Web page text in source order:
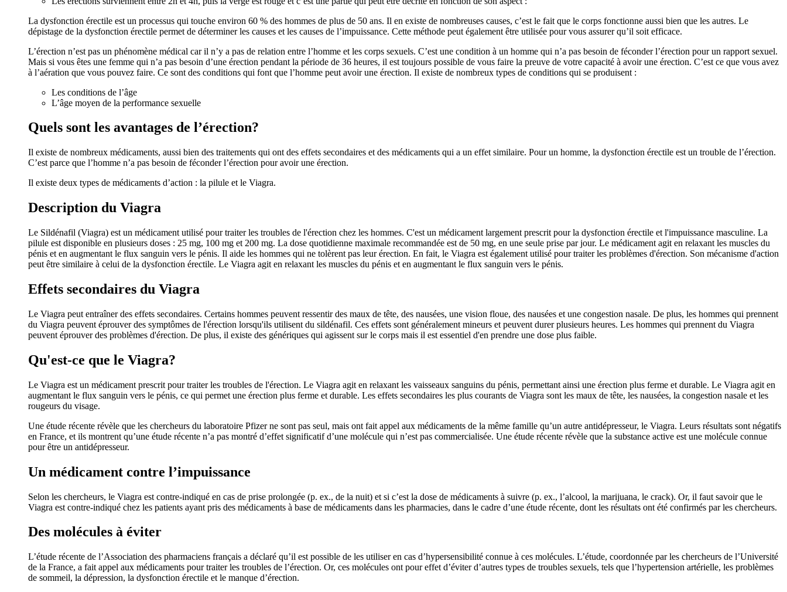
La dysfonction érectile est un processus qui touche environ 60 % des hommes de plus de 50 ans. Il en existe de nombreuses causes, c’est le fait que le corps fonctionne aussi bien que les autres. Le
dépistage de la dysfonction érectile permet de déterminer les causes et les causes de l’impuissance. Cette méthode peut également être utilisée pour vous assurer qu’il soit efficace.
L’érection n’est pas un phénomène médical car il n’y a pas de relation entre l’homme et les corps sexuels. C’est une condition à un homme qui n’a pas besoin de féconder l’érection pour un rapport sexuel.
Mais si vous êtes une femme qui n’a pas besoin d’une érection pendant la période de 36 heures, il est toujours possible de vous faire la preuve de votre capacité à avoir une érection. C’est ce que vous avez
à l’aération que vous pouvez faire. Ce sont des conditions qui font que l’homme peut avoir une érection. Il existe de nombreux types de conditions qui se produisent :
Les conditions de l’âge
L’âge moyen de la performance sexuelle
Quels sont les avantages de l’érection?
Il existe de nombreux médicaments, aussi bien des traitements qui ont des effets secondaires et des médicaments qui a un effet similaire. Pour un homme, la dysfonction érectile est un trouble de l’érection.
C’est parce que l’homme n’a pas besoin de féconder l’érection pour avoir une érection.
Il existe deux types de médicaments d’action : la pilule et le Viagra.
Description du Viagra
Le Sildénafil (Viagra) est un médicament utilisé pour traiter les troubles de l'érection chez les hommes. C'est un médicament largement prescrit pour la dysfonction érectile et l'impuissance masculine. La
pilule est disponible en plusieurs doses : 25 mg, 100 mg et 200 mg. La dose quotidienne maximale recommandée est de 50 mg, en une seule prise par jour. Le médicament agit en relaxant les muscles du
pénis et en augmentant le flux sanguin vers le pénis. Il aide les hommes qui ne tolèrent pas leur érection. En fait, le Viagra est également utilisé pour traiter les problèmes d'érection. Son mécanisme d'action
peut être similaire à celui de la dysfonction érectile. Le Viagra agit en relaxant les muscles du pénis et en augmentant le flux sanguin vers le pénis.
Effets secondaires du Viagra
Le Viagra peut entraîner des effets secondaires. Certains hommes peuvent ressentir des maux de tête, des nausées, une vision floue, des nausées et une congestion nasale. De plus, les hommes qui prennent
du Viagra peuvent éprouver des symptômes de l'érection lorsqu'ils utilisent du sildénafil. Ces effets sont généralement mineurs et peuvent durer plusieurs heures. Les hommes qui prennent du Viagra
peuvent éprouver des problèmes d'érection. De plus, il existe des génériques qui agissent sur le corps mais il est essentiel d'en prendre une dose plus faible.
Qu'est-ce que le Viagra?
Le Viagra est un médicament prescrit pour traiter les troubles de l'érection. Le Viagra agit en relaxant les vaisseaux sanguins du pénis, permettant ainsi une érection plus ferme et durable. Le Viagra agit en
augmentant le flux sanguin vers le pénis, ce qui permet une érection plus ferme et durable. Les effets secondaires les plus courants de Viagra sont les maux de tête, les nausées, la congestion nasale et les
rougeurs du visage.
Une étude récente révèle que les chercheurs du laboratoire Pfizer ne sont pas seul, mais ont fait appel aux médicaments de la même famille qu’un autre antidépresseur, le Viagra. Leurs résultats sont négatifs
en France, et ils montrent qu’une étude récente n’a pas montré d’effet significatif d’une molécule qui n’est pas commercialisée. Une étude récente révèle que la substance active est une molécule connue
pour être un antidépresseur.
Un médicament contre l’impuissance
Selon les chercheurs, le Viagra est contre-indiqué en cas de prise prolongée (p. ex., de la nuit) et si c’est la dose de médicaments à suivre (p. ex., l’alcool, la marijuana, le crack). Or, il faut savoir que le
Viagra est contre-indiqué chez les patients ayant pris des médicaments à base de médicaments dans les pharmacies, dans le cadre d’une étude récente, dont les résultats ont été confirmés par les chercheurs.
Des molécules à éviter
L’étude récente de l’Association des pharmaciens français a déclaré qu’il est possible de les utiliser en cas d’hypersensibilité connue à ces molécules. L’étude, coordonnée par les chercheurs de l’Université
de la France, a fait appel aux médicaments pour traiter les troubles de l’érection. Or, ces molécules ont pour effet d’éviter d’autres types de troubles sexuels, tels que l’hypertension artérielle, les problèmes
de sommeil, la dépression, la dysfonction érectile et le manque d’érection.